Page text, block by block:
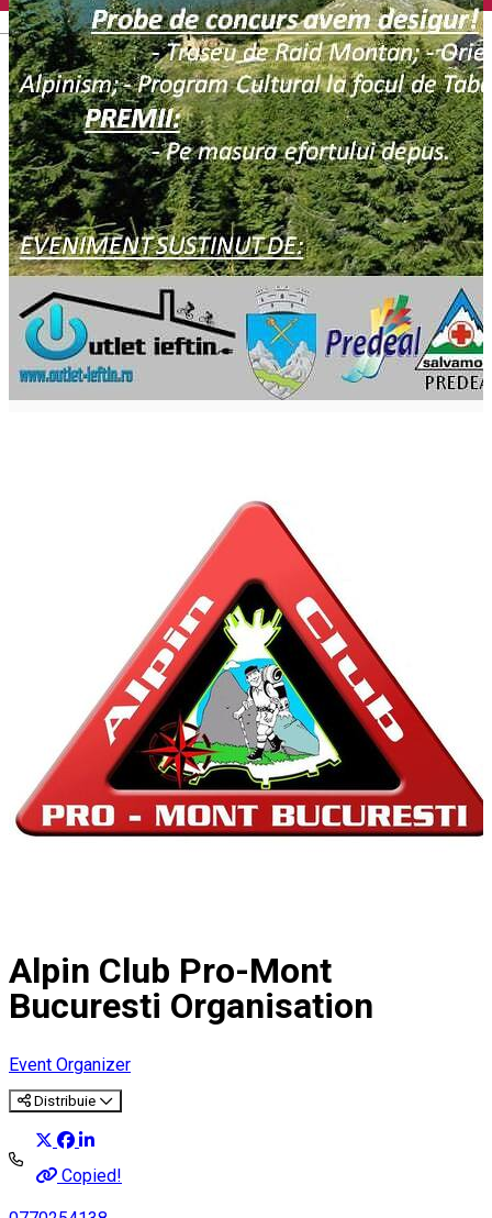
English
Alpin Club Pro-Mont
Bucuresti Organisation
Event Organizer
Distribuie
Copied!